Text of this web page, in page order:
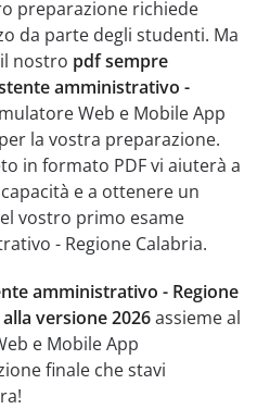
preparazione richiede
da parte degli studenti. Ma
nostro pdf sempre
amministrativo -
Web e Mobile App
la vostra preparazione.
in formato PDF vi aiuterà a
e a ottenere un
vostro primo esame
- Regione Calabria.
amministrativo - Regione
versione 2026assieme al
e Mobile App
finale che stavi